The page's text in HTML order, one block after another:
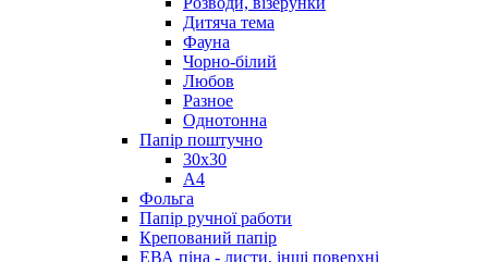
Дитяча тема
Фауна
Чорно-білий
Любов
Разное
Однотонна
Папір поштучно
30х30
А4
Фольга
Папір ручної работи
Крепований папір
ЕВА піна - листи, інші поверхні